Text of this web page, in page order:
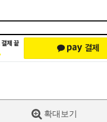
확대보기